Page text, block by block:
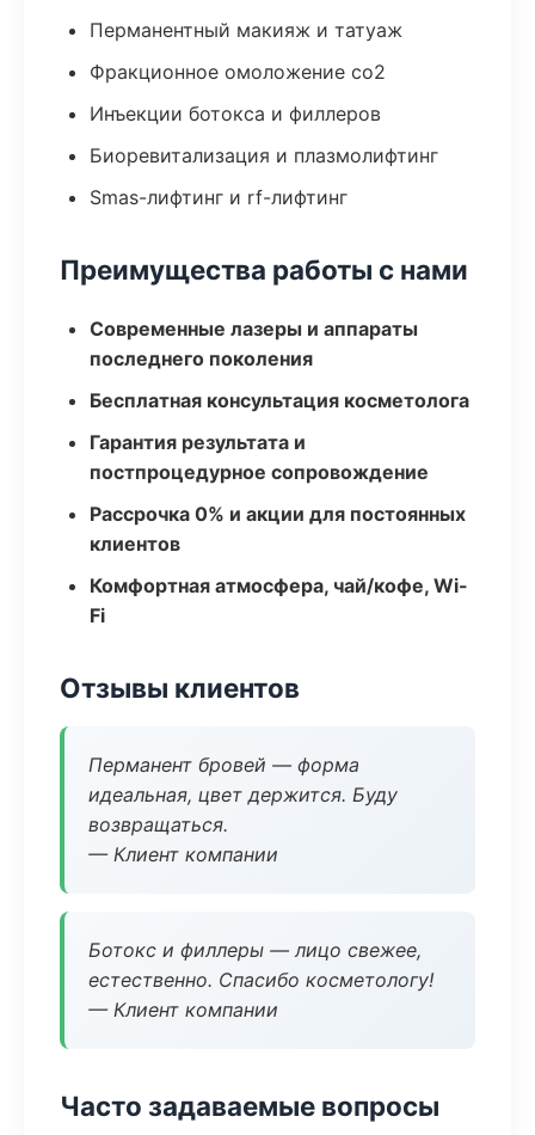
Перманентный макияж и татуаж
Фракционное омоложение co2
Инъекции ботокса и филлеров
Биоревитализация и плазмолифтинг
Smas-лифтинг и rf-лифтинг
Преимущества работы с нами
Современные лазеры и аппараты
последнего поколения
Бесплатная консультация косметолога
Гарантия результата и
постпроцедурное сопровождение
Рассрочка 0% и акции для постоянных
клиентов
Комфортная атмосфера, чай/кофе, Wi-
Fi
Отзывы клиентов
Перманент бровей — форма
идеальная, цвет держится. Буду
возвращаться.
— Клиент компании
Ботокс и филлеры — лицо свежее,
естественно. Спасибо косметологу!
— Клиент компании
Часто задаваемые вопросы